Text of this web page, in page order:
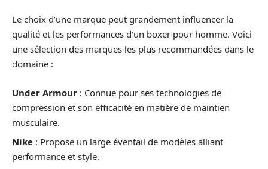
Le choix d’une marque peut grandement influencer la
qualité et les performances d’un boxer pour homme. Voici
une sélection des marques les plus recommandées dans le
domaine :
Under Armour : Connue pour ses technologies de
compression et son efficacité en matière de maintien
musculaire.
Nike : Propose un large éventail de modèles alliant
performance et style.